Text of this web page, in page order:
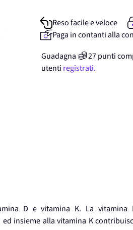
Reso facile e veloce
Paga in contanti alla
Guadagna
27punti
utenti registrati.
D e vitamina K. La vitamina
insieme alla vitamina K